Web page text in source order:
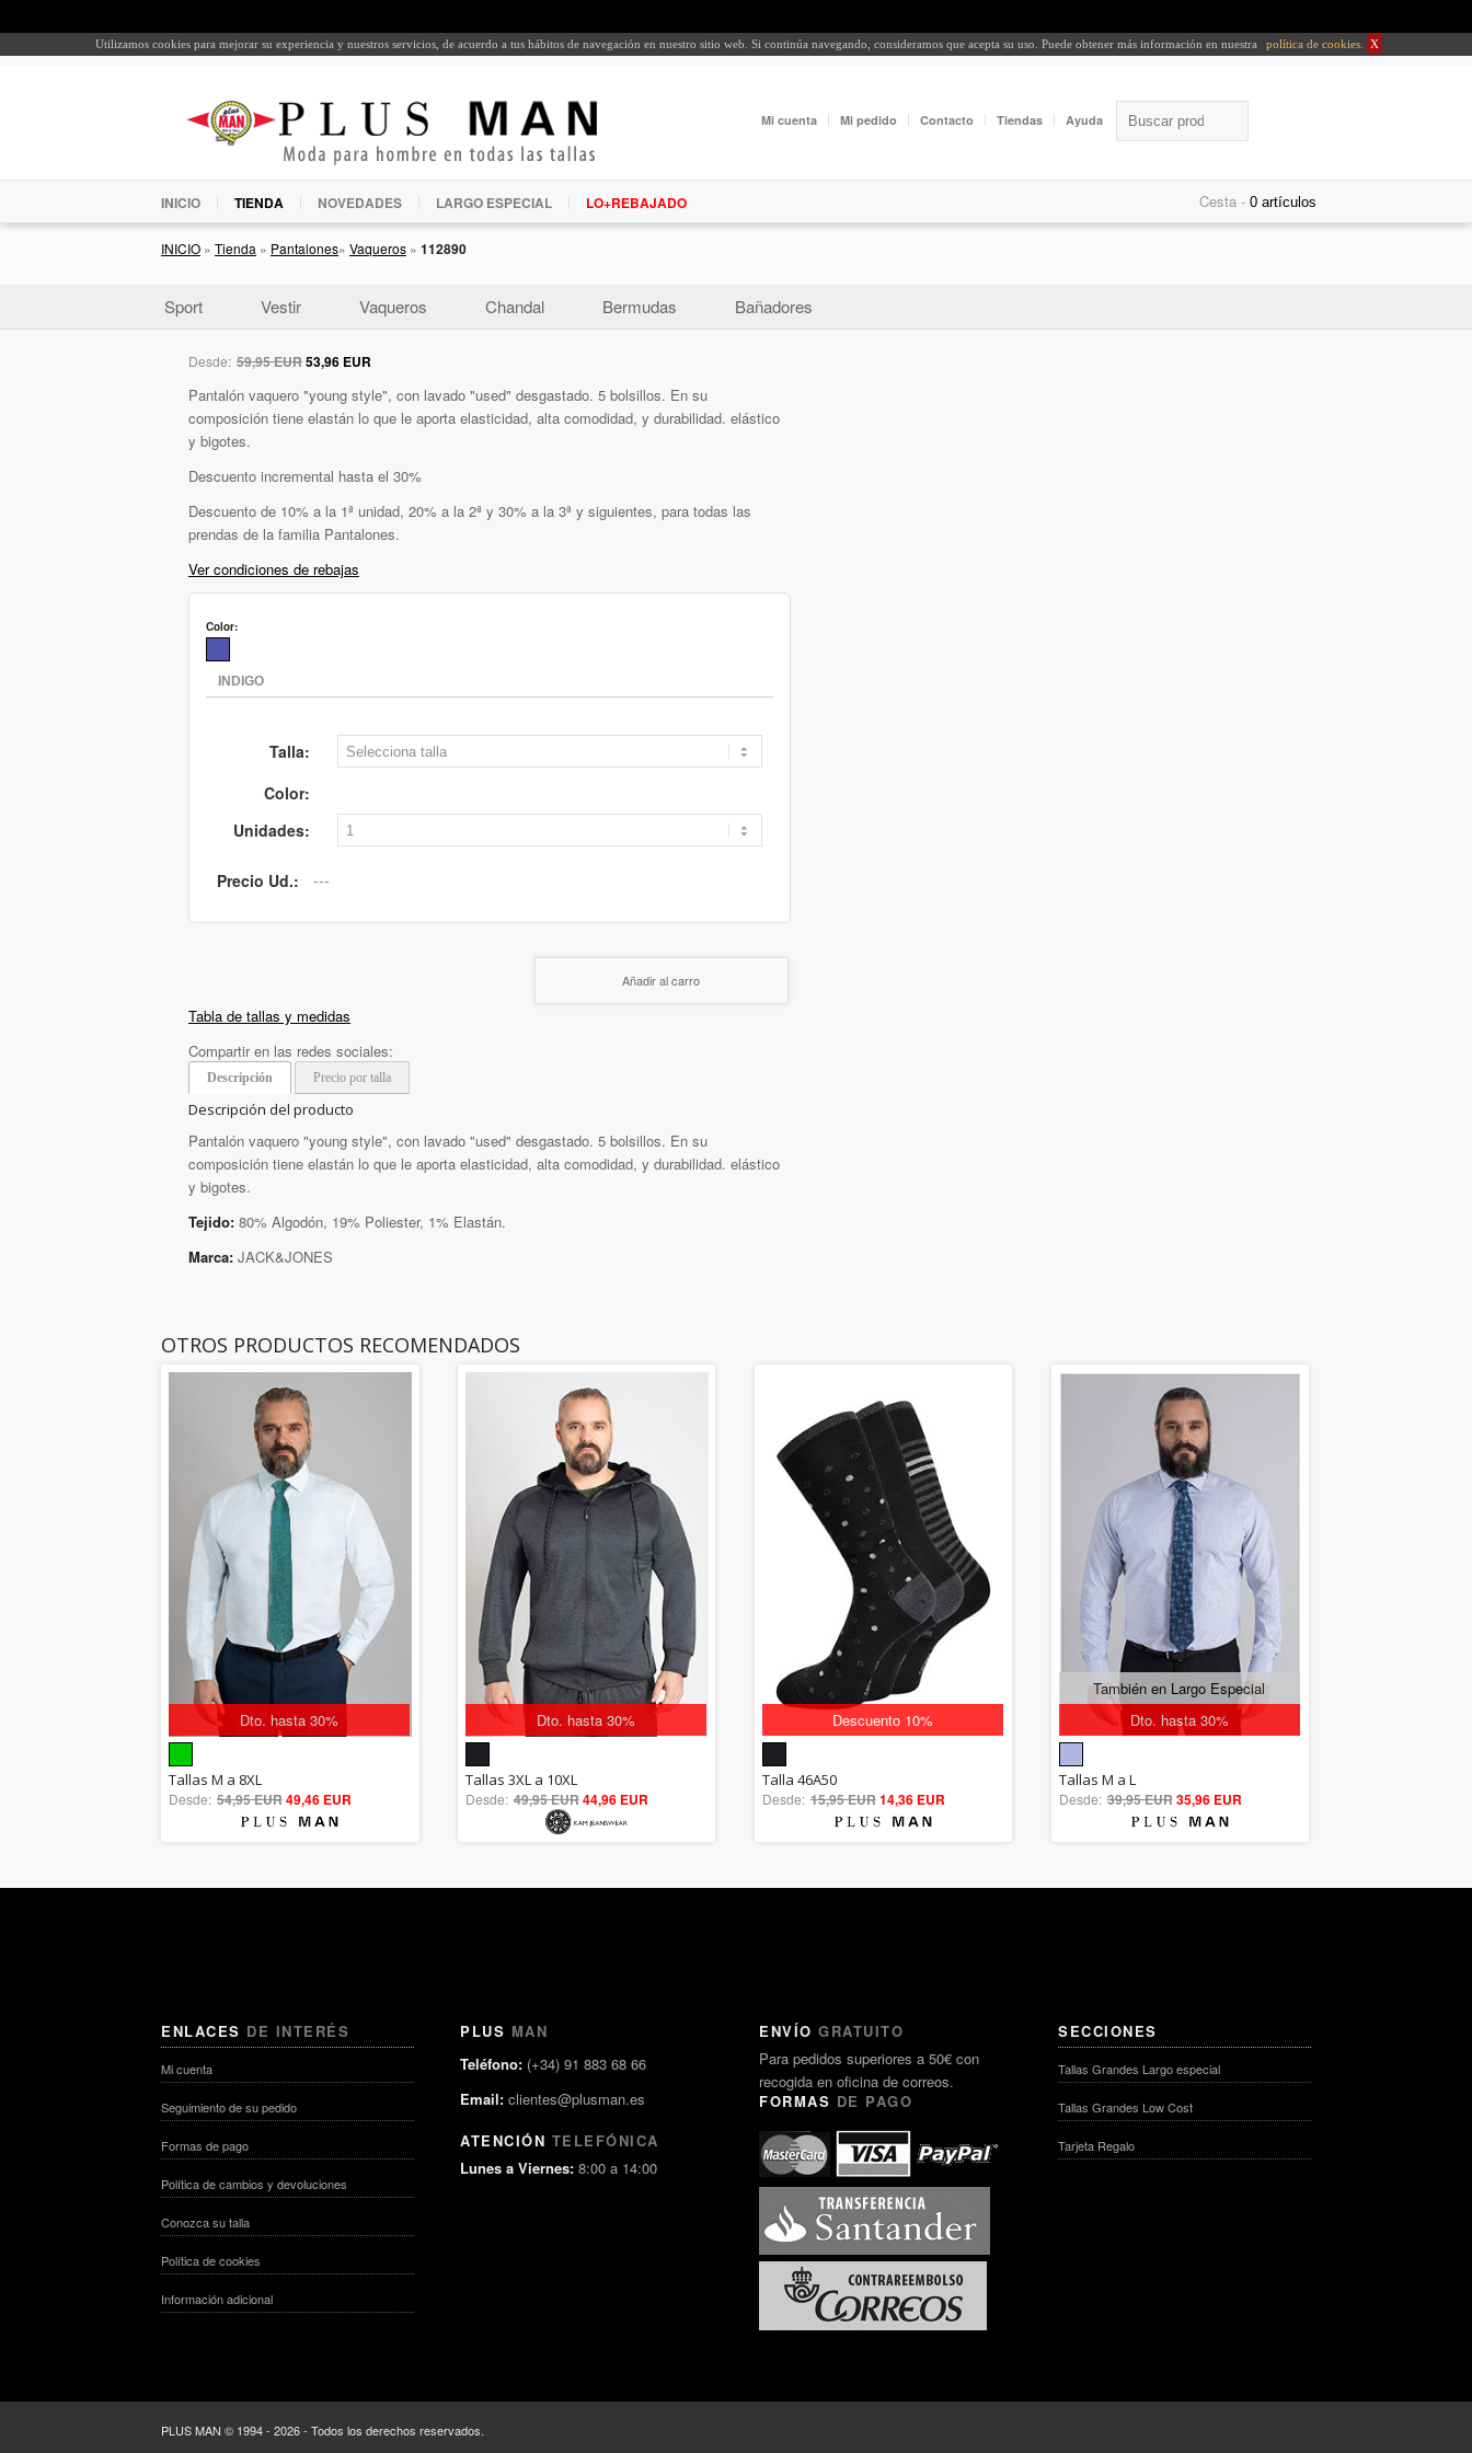
Utilizamos cookies para mejorar su experiencia y nuestros servicios, de acuerdo a tus hábitos de navegación en nuestro sitio web. Si continúa navegando, consideramos que acepta su uso. Puede obtener más información en nuestra política de cookies X
Mi cuenta Mi pedido Contacto Tiendas Ayuda
INICIO TIENDA NOVEDADES LARGO ESPECIAL LO+REBAJADO Cesta -
INICIO » Tienda » Pantalones» Vaqueros » 112890
Sport Vestir Vaqueros Chandal Bermudas Bañadores
Desde: 59,95 EUR53,96 EUR
Pantalón vaquero "young style", con lavado "used" desgastado. 5 bolsillos. En su
composición tiene elastán lo que le aporta elasticidad, alta comodidad, y durabilidad. elástico
y bigotes.
Descuento incremental hasta el 30%
Descuento de 10% a la 1ª unidad, 20% a la 2ª y 30% a la 3ª y siguientes, para todas las
prendas de la familia Pantalones.
Ver condiciones de rebajas
Color:
Talla:
Color:
Unidades:
Precio Ud.:
Añadir al carro
Tabla de tallas y medidas
Compartir en las redes sociales:
Descripción Precio por talla
Descripción del producto
Pantalón vaquero "young style", con lavado "used" desgastado. 5 bolsillos. En su
composición tiene elastán lo que le aporta elasticidad, alta comodidad, y durabilidad. elástico
y bigotes.
Tejido: 80% Algodón, 19% Poliester, 1% Elastán.
Marca: JACK&JONES
OTROS PRODUCTOS RECOMENDADOS
Dto. hasta 30%
5.00
out of 5
Tallas M a 8XL
Desde: 54,95 EUR49,46 EUR
Dto. hasta 30%
5.00
out of 5
Tallas 3XL a 10XL
Desde: 49,95 EUR44,96 EUR
Descuento 10%
out of 5
Talla 46A50
Desde: 15,95 EUR14,36 EUR
Dto. hasta 30%
También en Largo Especial
out of 5
Tallas M a L
Desde: 39,95 EUR35,96 EUR
ENLACES DE INTERÉS
Mi cuenta
Seguimiento de su pedido
Formas de pago
Política de cambios y devoluciones
Conozca su talla
Política de cookies
Información adicional
PLUS MAN
Teléfono: (+34) 91 883 68 66
Email: clientes@plusman.es
ATENCIÓN TELEFÓNICA
Lunes a Viernes: 8:00 a 14:00
ENVÍO GRATUITO
Para pedidos superiores a 50€ con
recogida en oficina de correos.
FORMAS DE PAGO
SECCIONES
Tallas Grandes Largo especial
Tallas Grandes Low Cost
Tarjeta Regalo
PLUS MAN © 1994 - 2026 - Todos los derechos reservados.